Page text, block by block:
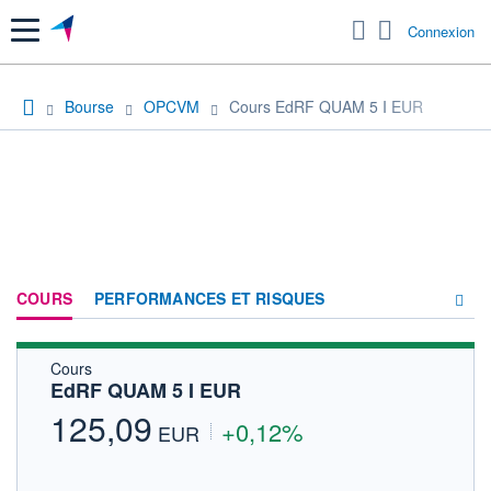
Menu Connexion
Bourse OPCVM Cours EdRF QUAM 5 I EUR
COURS PERFORMANCES ET RISQUES
FORUM
Cours
EdRF QUAM 5 I EUR
125,09 EUR +0,12%